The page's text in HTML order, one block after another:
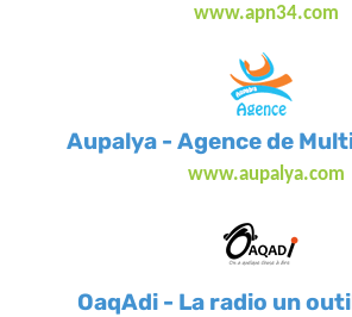
www.apn34.com
Aupalya - Agence de
www.aupalya.com
OaqAdi - La radio un